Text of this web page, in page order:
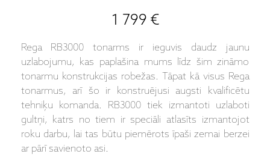
1 799 €
Rega RB3000 tonarms ir ieguvis daudz jaunu
uzlabojumu, kas paplašina mums līdz šim zināmo
tonarmu konstrukcijas robežas. Tāpat kā visus Rega
tonarmus, arī šo ir konstruējusi augsti kvalificētu
tehniķu komanda. RB3000 tiek izmantoti uzlaboti
gultņi, katrs no tiem ir speciāli atlasīts izmantojot
roku darbu, lai tas būtu piemērots īpaši zemai berzei
ar pārī savienoto asi.